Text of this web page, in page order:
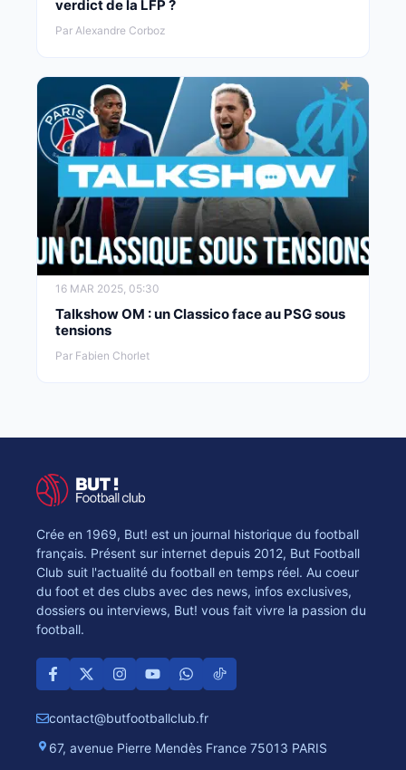
verdict de la LFP ?
Par Alexandre Corboz
16 MAR 2025, 05:30
Talkshow OM : un Classico face au PSG sous
tensions
Par Fabien Chorlet
Crée en 1969, But! est un journal historique du football
français. Présent sur internet depuis 2012, But Football
Club suit l'actualité du football en temps réel. Au coeur
du foot et des clubs avec des news, infos exclusives,
dossiers ou interviews, But! vous fait vivre la passion du
football.
contact@butfootballclub.fr
67, avenue Pierre Mendès France 75013 PARIS